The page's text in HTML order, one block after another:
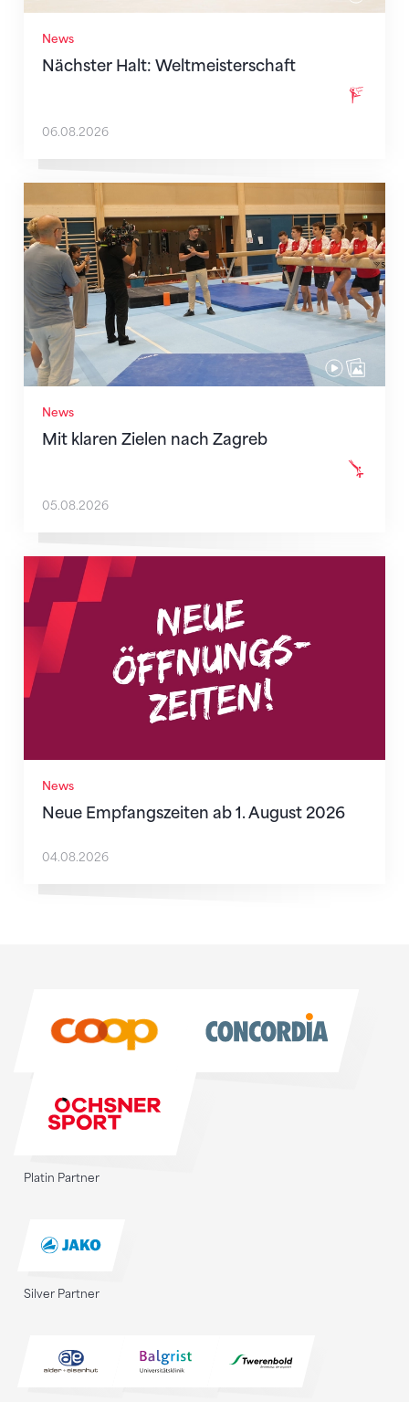
News
Nächster Halt: Weltmeisterschaft
06.08.2026
News
Mit klaren Zielen nach Zagreb
Mit klaren Zielen nach Zagreb
05.08.2026
News
Neue Empfangszeiten ab 1. August 2026
Neue Empfangszeiten ab 1. August 2026
04.08.2026
Platin Partner
Silver Partner